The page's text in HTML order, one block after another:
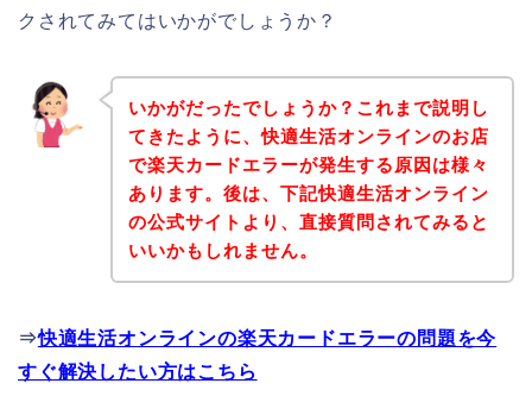
クされてみてはいかがでしょうか？
いかがだったでしょうか？これまで説明し
てきたように、快適生活オンラインのお店
で楽天カードエラーが発生する原因は様々
あります。後は、下記快適生活オンライン
の公式サイトより、直接質問されてみると
いいかもしれません。
⇒快適生活オンラインの楽天カードエラーの問題を今
すぐ解決したい方はこちら